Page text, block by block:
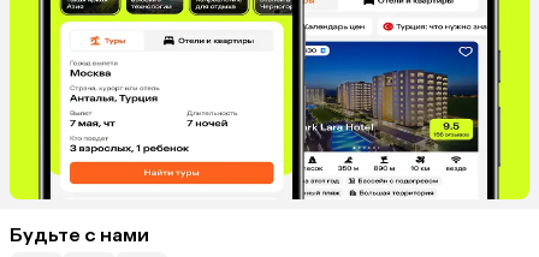
Будьте с нами